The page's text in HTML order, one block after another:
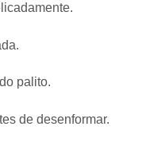
palito.
de desenformar.